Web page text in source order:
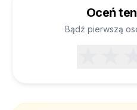
Oceń
Bądź pierwszą